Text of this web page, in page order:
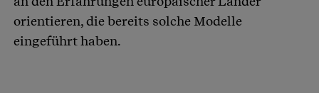
orientieren, die bereits solche Modelle
eingeführt haben.